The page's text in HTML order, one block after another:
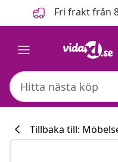
FöregåendeFri frakt från
Tillbaka till: